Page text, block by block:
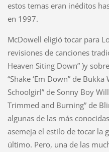
estos temas eran inéditos
en 1997.
McDowell eligió tocar para
revisiones de canciones
Heaven Siting Down” )y
“Shake ‘Em Down” de
Schoolgirl” de Sonny Boy
Trimmed and Burning” de
algunas de las más
asemeja el estilo de tocar la
último. Pero, una de las